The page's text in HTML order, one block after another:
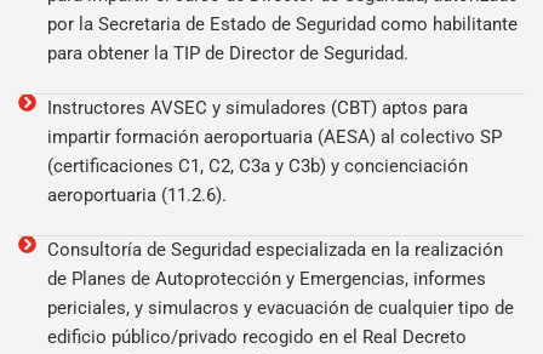
por la Secretaria de Estado de Seguridad como habilitante
para obtener la TIP de Director de Seguridad.
Instructores AVSEC y simuladores (CBT) aptos para
impartir formación aeroportuaria (AESA) al colectivo SP
(certificaciones C1, C2, C3a y C3b) y concienciación
aeroportuaria (11.2.6).
Consultoría de Seguridad especializada en la realización
de Planes de Autoprotección y Emergencias, informes
periciales, y simulacros y evacuación de cualquier tipo de
edificio público/privado recogido en el Real Decreto